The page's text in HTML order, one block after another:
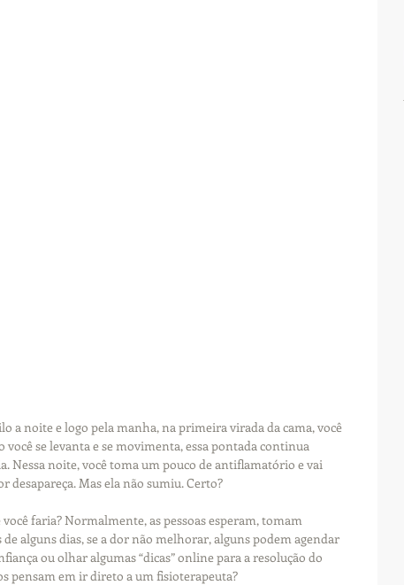
a noite e logo pela manha, na primeira virada da cama, você
se levanta e se movimenta, essa pontada continua
Nessa noite, você toma um pouco de antiflamatório e vai
desapareça. Mas ela não sumiu. Certo?
faria? Normalmente, as pessoas esperam, tomam
alguns dias, se a dor não melhorar, alguns podem agendar
ou olhar algumas “dicas” online para a resolução do
pensam em ir direto a um fisioterapeuta?